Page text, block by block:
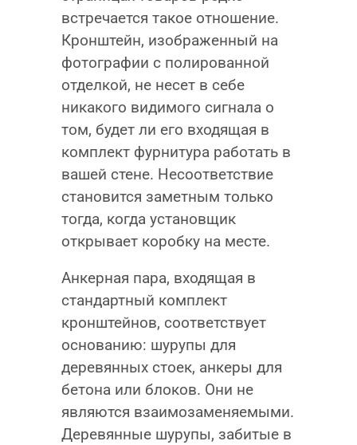
встречается такое отношение.
Кронштейн, изображенный на
фотографии с полированной
отделкой, не несет в себе
никакого видимого сигнала о
том, будет ли его входящая в
комплект фурнитура работать в
вашей стене. Несоответствие
становится заметным только
тогда, когда установщик
открывает коробку на месте.
Анкерная пара, входящая в
стандартный комплект
кронштейнов, соответствует
основанию: шурупы для
деревянных стоек, анкеры для
бетона или блоков. Они не
являются взаимозаменяемыми.
Деревянные шурупы, забитые в